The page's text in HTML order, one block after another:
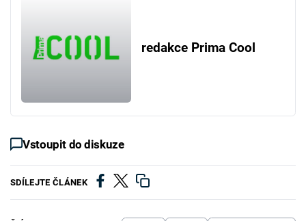
redakce Prima Cool
Vstoupit do diskuze
SDÍLEJTE ČLÁNEK